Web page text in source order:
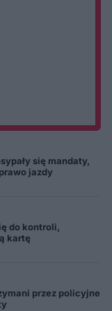
się mandaty,
jazdy
do kontroli,
kartę
przez policyjne